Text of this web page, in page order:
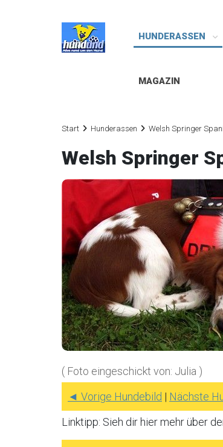
HUNDERASSEN
MAGAZIN
Start Hunderassen Welsh Springer
Welsh Springer
( Foto eingeschickt von: Julia )
◄ Vorige Hundebild | Nächste
Linktipp: Sieh dir hier mehr über